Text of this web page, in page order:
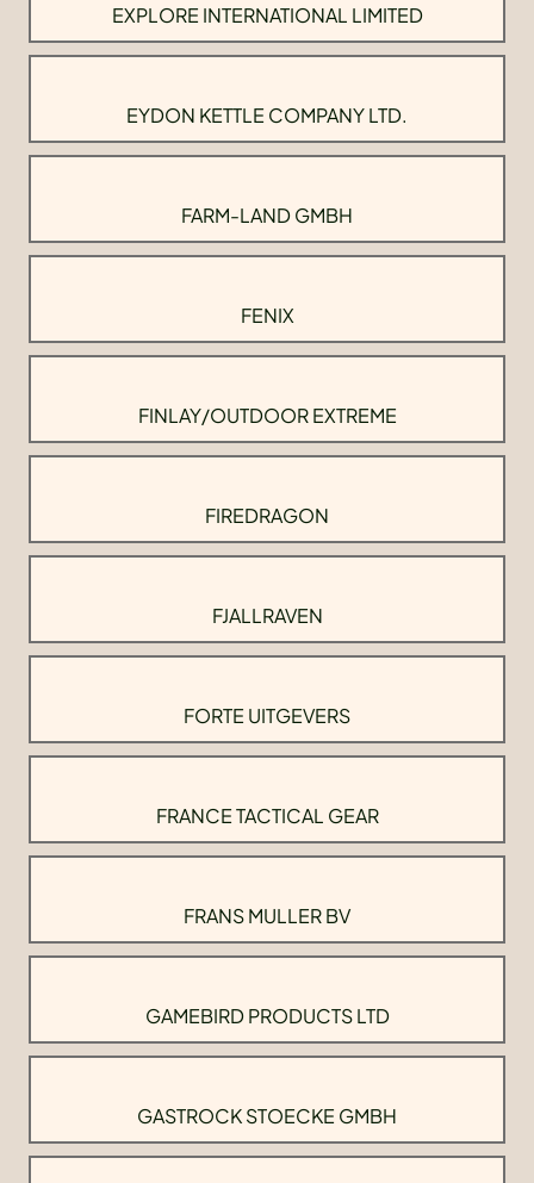
EXPLORE INTERNATIONAL LIMITED
EYDON KETTLE COMPANY LTD.
FARM-LAND GMBH
FENIX
FINLAY/OUTDOOR EXTREME
FIREDRAGON
FJALLRAVEN
FORTE UITGEVERS
FRANCE TACTICAL GEAR
FRANS MULLER BV
GAMEBIRD PRODUCTS LTD
GASTROCK STOECKE GMBH